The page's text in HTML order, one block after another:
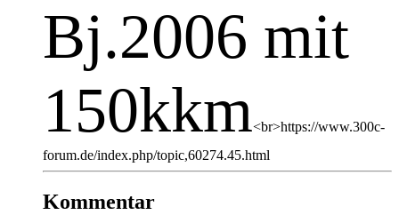
Bj.2006 mit
150kkm<br>https://www.300c-
forum.de/index.php/topic,60274.45.html
Kommentar